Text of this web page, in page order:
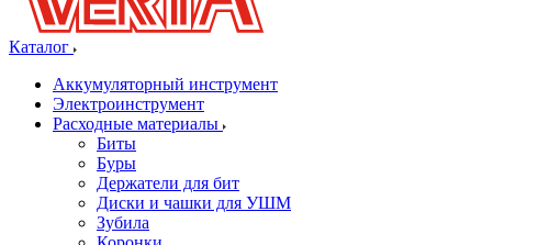
Каталог
Аккумуляторный инструмент
Электроинструмент
Расходные материалы
Биты
Буры
Держатели для бит
Диски и чашки для УШМ
Зубила